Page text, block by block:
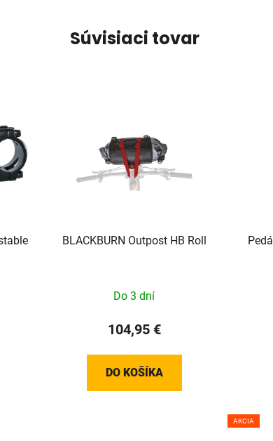
Súvisiaci tovar
BLACKBURN Outpost HB Roll
Do 3 dní
104,95 €
DO KOŠÍKA
Pedále KTM TEAM
AKCIA